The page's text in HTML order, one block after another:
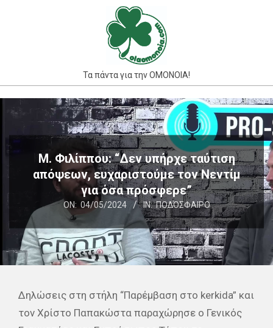
Τα πάντα για την ΟΜΟΝΟΙΑ!
Primary
Navigation
Menu
Μ. Φιλίππου: “Δεν υπήρχε ταύτιση
απόψεων, ευχαριστούμε τον Νεντίμ
για όσα πρόσφερε”
ON: 04/05/2024 IN: ΠΟΔΌΣΦΑΙΡΟ
Δηλώσεις στη στήλη “Παρέμβαση στο kerkida” και
τον Χρίστο Παπακώστα παραχώρησε ο Γενικός